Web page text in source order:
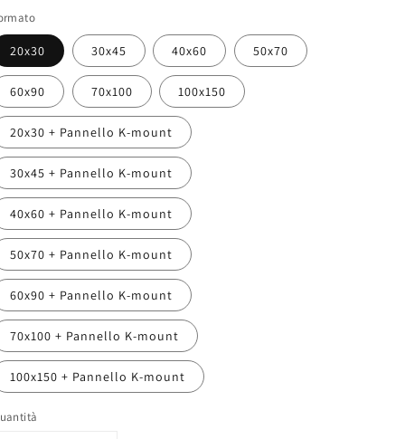
20x30 30x45 40x60 50x70
60x90 70x100 100x150
20x30 + Pannello K-mount
30x45 + Pannello K-mount
40x60 + Pannello K-mount
50x70 + Pannello K-mount
60x90 + Pannello K-mount
70x100 + Pannello K-mount
100x150 + Pannello K-mount